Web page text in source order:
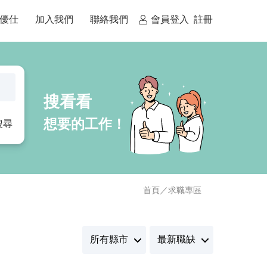
仕 加入我們 聯絡我們 會員登入 註冊
尋
首頁／求職專區